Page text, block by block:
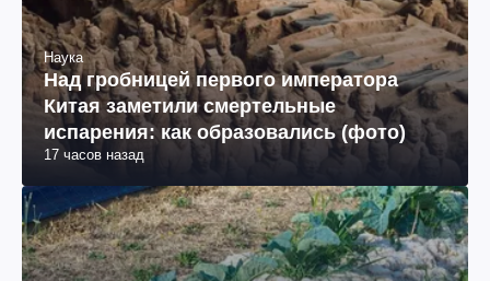
Наука
Над гробницей первого императора
Китая заметили смертельные
испарения: как образовались (фото)
17 часов назад